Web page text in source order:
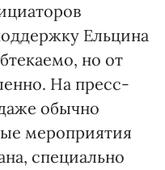
Ельцина
но от
На пресс-
обычно
мероприятия
специально